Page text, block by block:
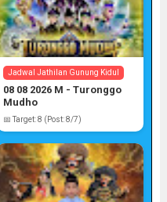
Jadwal Jathilan Gunung Kidul
08 08 2026 M - Turonggo
Mudho
📅 Target: 8 (Post: 8/7)